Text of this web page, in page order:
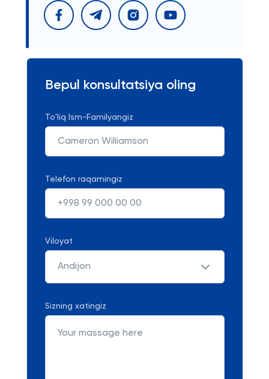
Bepul konsultatsiya oling
To'liq Ism-Familyangiz
Telefon raqamingiz
Viloyat
Andijon
Sizning xatingiz